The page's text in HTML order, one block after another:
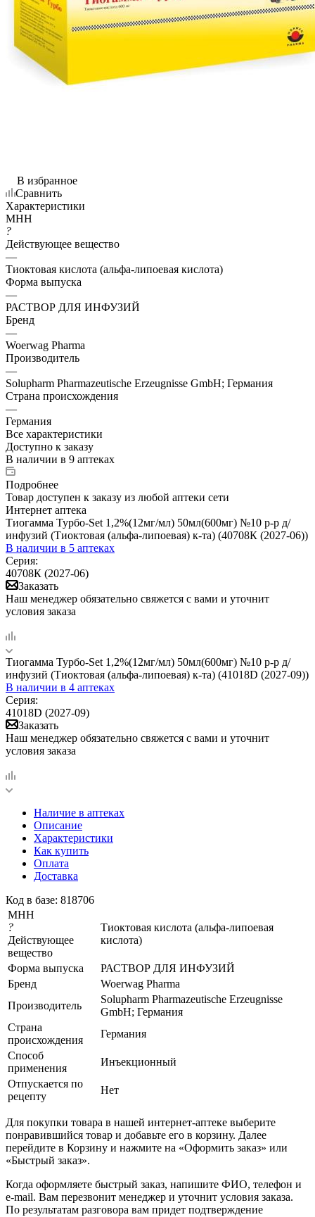
В избранное
Сравнить
Характеристики
МНН
?
Действующее вещество
—
Тиоктовая кислота (альфа-липоевая кислота)
Форма выпуска
—
РАСТВОР ДЛЯ ИНФУЗИЙ
Бренд
—
Woеrwag Pharma
Производитель
—
Solupharm Pharmazeutische Erzeugnisse GmbH; Германия
Страна происхождения
—
Германия
Все характеристики
Доступно к заказу
В наличии в 9 аптеках
Подробнее
Товар доступен к заказу из любой аптеки сети
Интернет аптека
Тиогамма Турбо-Set 1,2%(12мг/мл) 50мл(600мг) №10 р-р д/
инфузий (Тиоктовая (альфа-липоевая) к-та) (40708К (2027-06))
В наличии в 5 аптеках
Серия:
40708К (2027-06)
Заказать
Наш менеджер обязательно свяжется с вами и уточнит
условия заказа
Тиогамма Турбо-Set 1,2%(12мг/мл) 50мл(600мг) №10 р-р д/
инфузий (Тиоктовая (альфа-липоевая) к-та) (41018D (2027-09))
В наличии в 4 аптеках
Серия:
41018D (2027-09)
Заказать
Наш менеджер обязательно свяжется с вами и уточнит
условия заказа
Наличие в аптеках
Описание
Характеристики
Как купить
Оплата
Доставка
Код в базе: 818706
МНН
?
Действующее
вещество
Тиоктовая кислота (альфа-липоевая
кислота)
Форма выпуска
РАСТВОР ДЛЯ ИНФУЗИЙ
Бренд
Woеrwag Pharma
Производитель
Solupharm Pharmazeutische Erzeugnisse
GmbH; Германия
Страна
происхождения
Германия
Способ
применения
Инъекционный
Отпускается по
рецепту
Нет
Для покупки товара в нашей интернет-аптеке выберите
понравившийся товар и добавьте его в корзину. Далее
перейдите в Корзину и нажмите на «Оформить заказ» или
«Быстрый заказ».
Когда оформляете быстрый заказ, напишите ФИО, телефон и
e-mail. Вам перезвонит менеджер и уточнит условия заказа.
По результатам разговора вам придет подтверждение